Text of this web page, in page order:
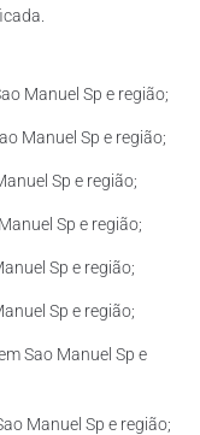
Manuel Sp e região;
Manuel Sp e região;
Sp e região;
Sp e região;
Sp e região;
Sp e região;
Sao Manuel Sp e
Manuel Sp e região;